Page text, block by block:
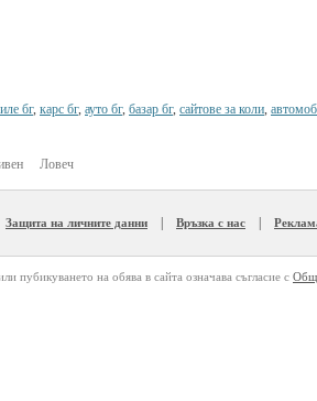
бг, карс бг, ауто бг, базар бг, сайтове за коли,
Ловеч
Защита на личните данни Връзка с нас
пубикуването на обява в сайта означава съгласие с